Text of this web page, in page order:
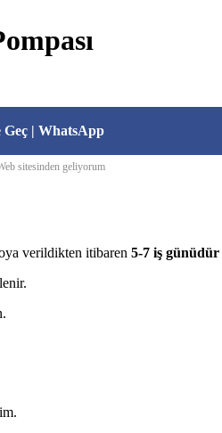
Geç | WhatsApp
sitesinden geliyorum
verildikten itibaren 5-7 iş günüdür